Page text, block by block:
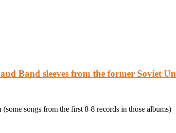
Band sleeves from the former Soviet
songs from the first 8-8 records in those albums)